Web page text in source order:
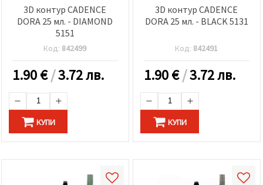
3D контур CADENCE
DORA 25 мл. - DIAMOND
5151
Код: 842499
1.90€/3.72 лв.
КУПИ
3D контур CADENCE
DORA 25 мл. - BLACK 5131
Код: 842491
1.90€/3.72 лв.
КУПИ